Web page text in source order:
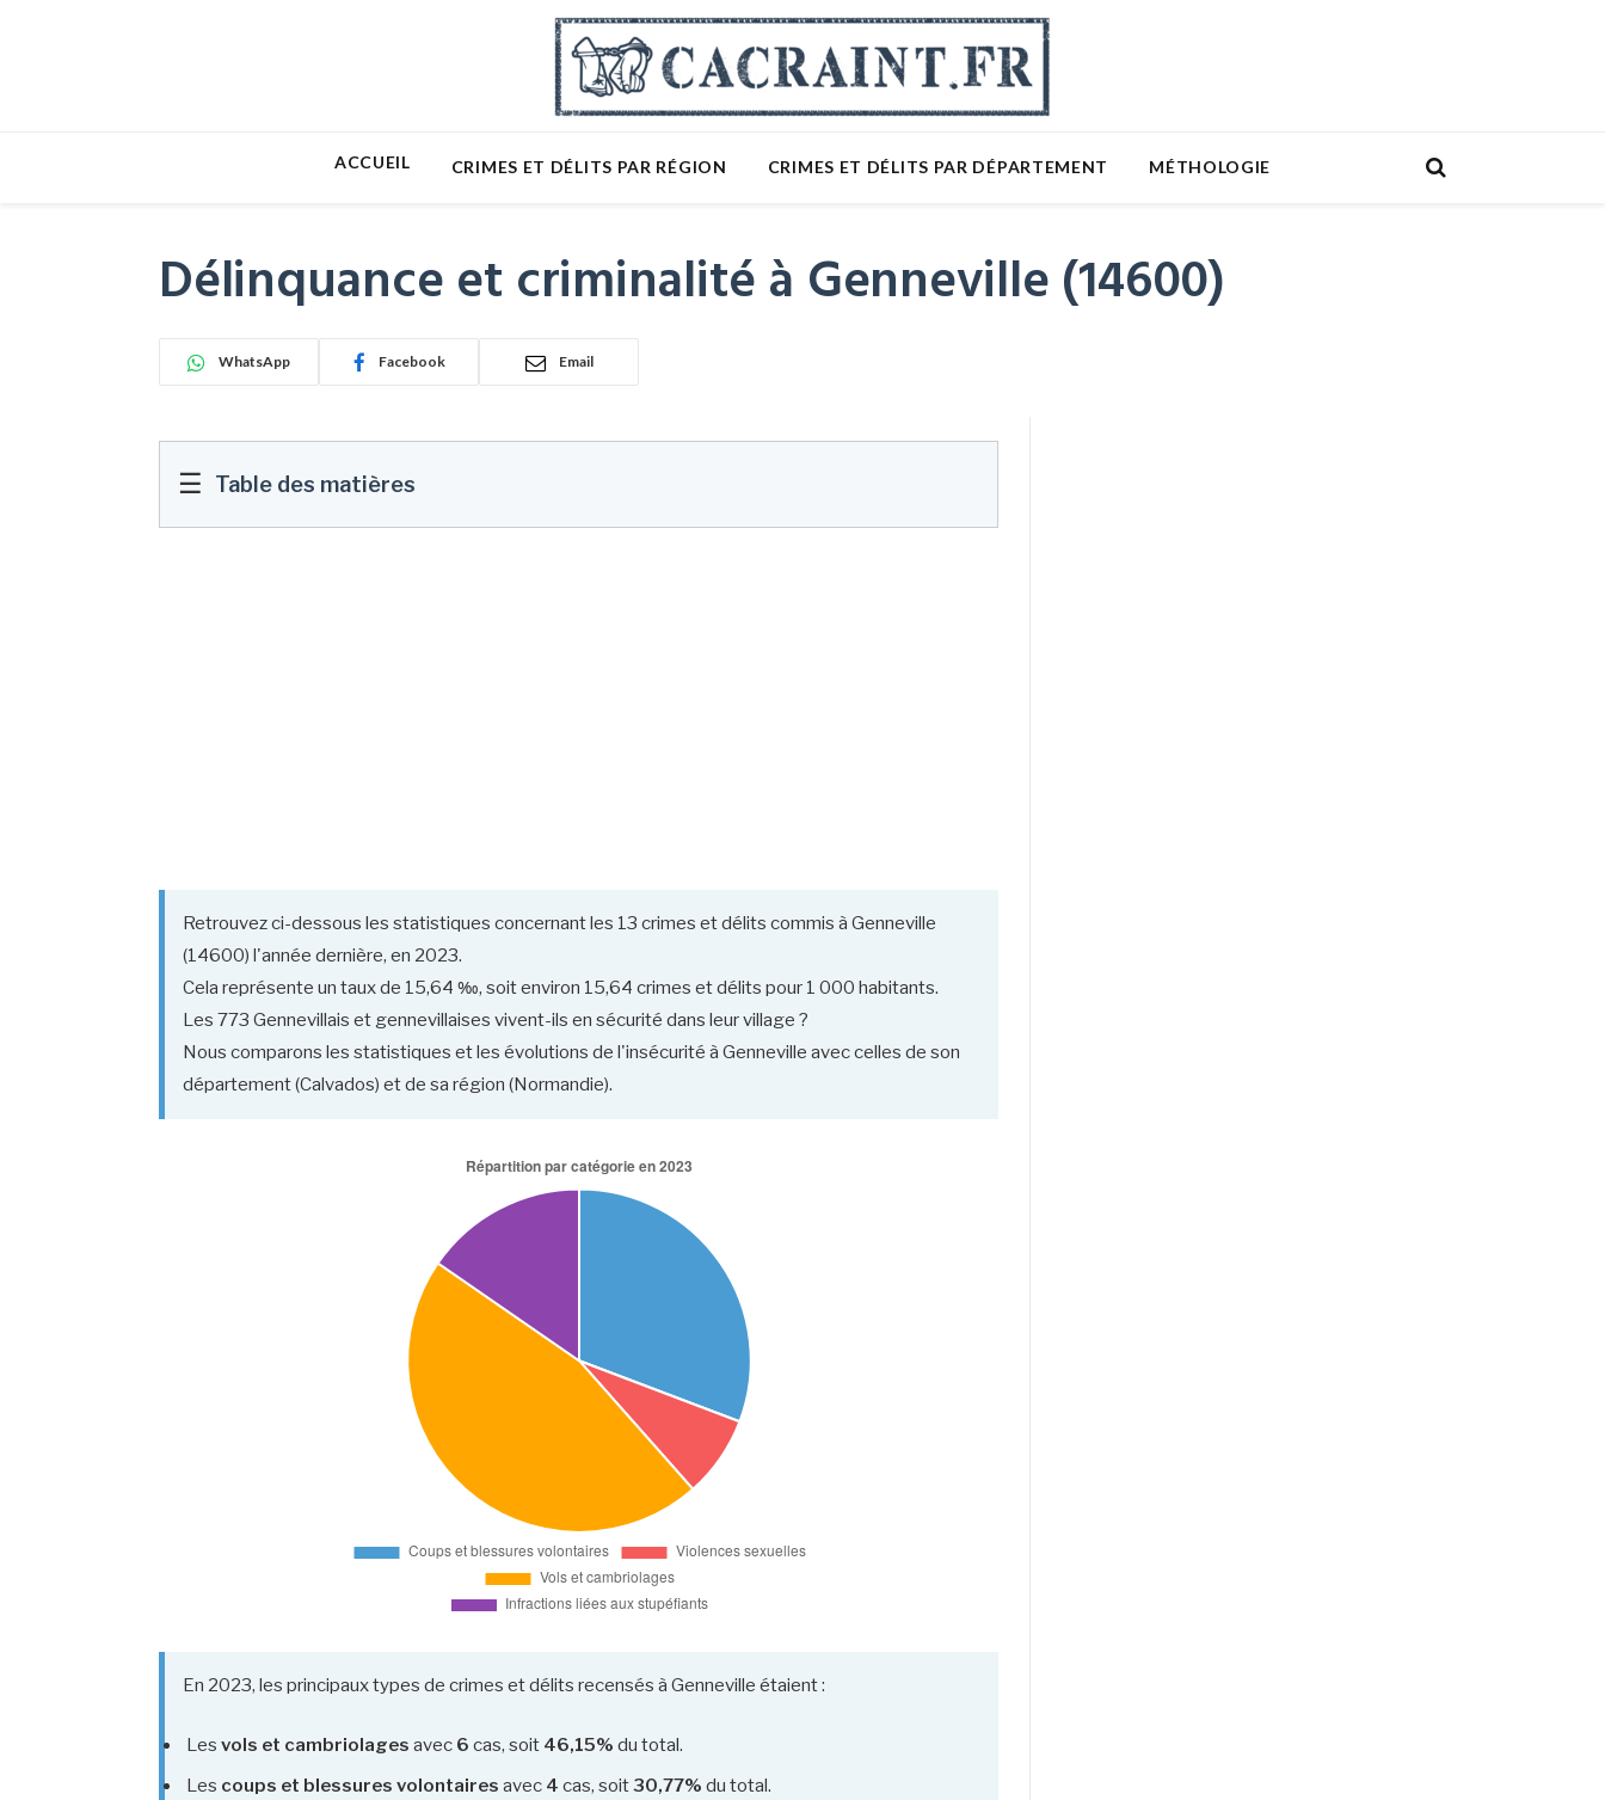
ACCUEIL CRIMES ET DÉLITS PAR RÉGION CRIMES ET DÉLITS PAR DÉPARTEMENT MÉTHOLOGIE
Délinquance et criminalité à Genneville (14600)
WhatsApp Facebook Email
☰ Table des matières
Retrouvez ci-dessous les statistiques concernant les 13 crimes et délits commis à Genneville
(14600) l'année dernière, en 2023.
Cela représente un taux de 15,64 ‰, soit environ 15,64 crimes et délits pour 1 000 habitants.
Les 773 Gennevillais et gennevillaises vivent-ils en sécurité dans leur village ?
Nous comparons les statistiques et les évolutions de l'insécurité à Genneville avec celles de son
département (Calvados) et de sa région (Normandie).
En 2023, les principaux types de crimes et délits recensés à Genneville étaient :
Les vols et cambriolages avec 6 cas, soit 46,15% du total.
Les coups et blessures volontaires avec 4 cas, soit30,77% du total.